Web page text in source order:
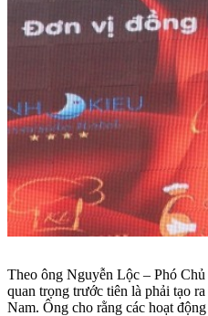
Theo ông Nguyễn Lộc – Phó
quan trọng trước tiên là phải tạo
Nam. Ông cho rằng các hoạt